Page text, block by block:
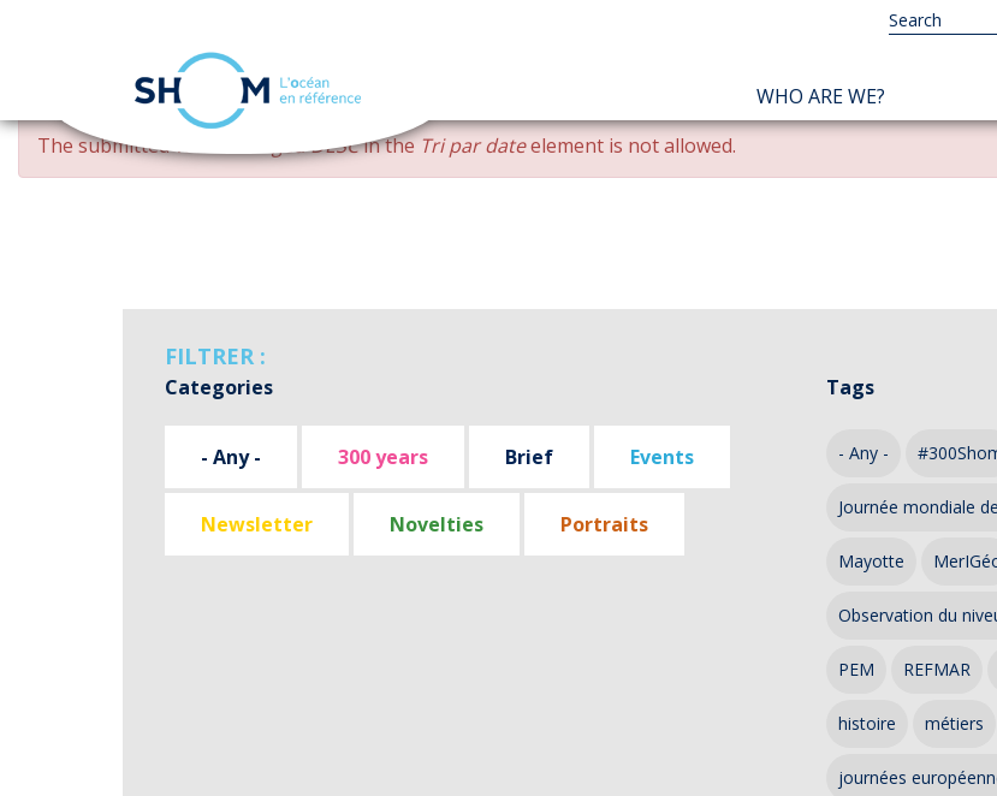
Skip
main
NAVIGATION
PRINCIPALE
WHO ARE WE?
ERROR
MESSAGE
The submitted value changed DESCin theTri par dateelement is not allowed.
FILTRER :
Categories
- Any - 300 years Brief Events
Newsletter Novelties Portraits
Tags
- Any -
Journée mondiale
Mayotte
Observation du
PEM REFMAR
histoire métiers
journées